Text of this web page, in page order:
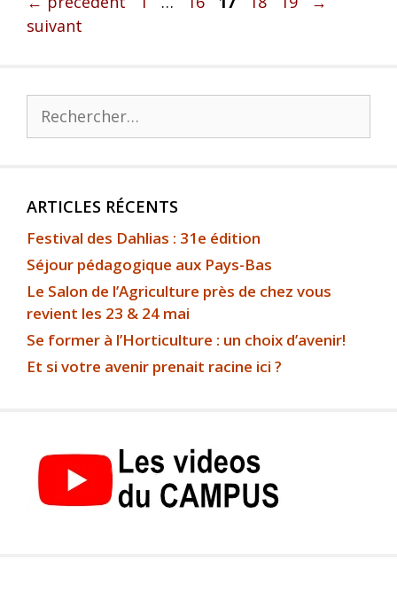
suivant
ARTICLES RÉCENTS
Festival des Dahlias : 31e édition
Séjour pédagogique aux Pays-Bas
Le Salon de l’Agriculture près de chez vous
revient les 23 & 24 mai
Se former à l’Horticulture : un choix d’avenir!
Et si votre avenir prenait racine ici ?